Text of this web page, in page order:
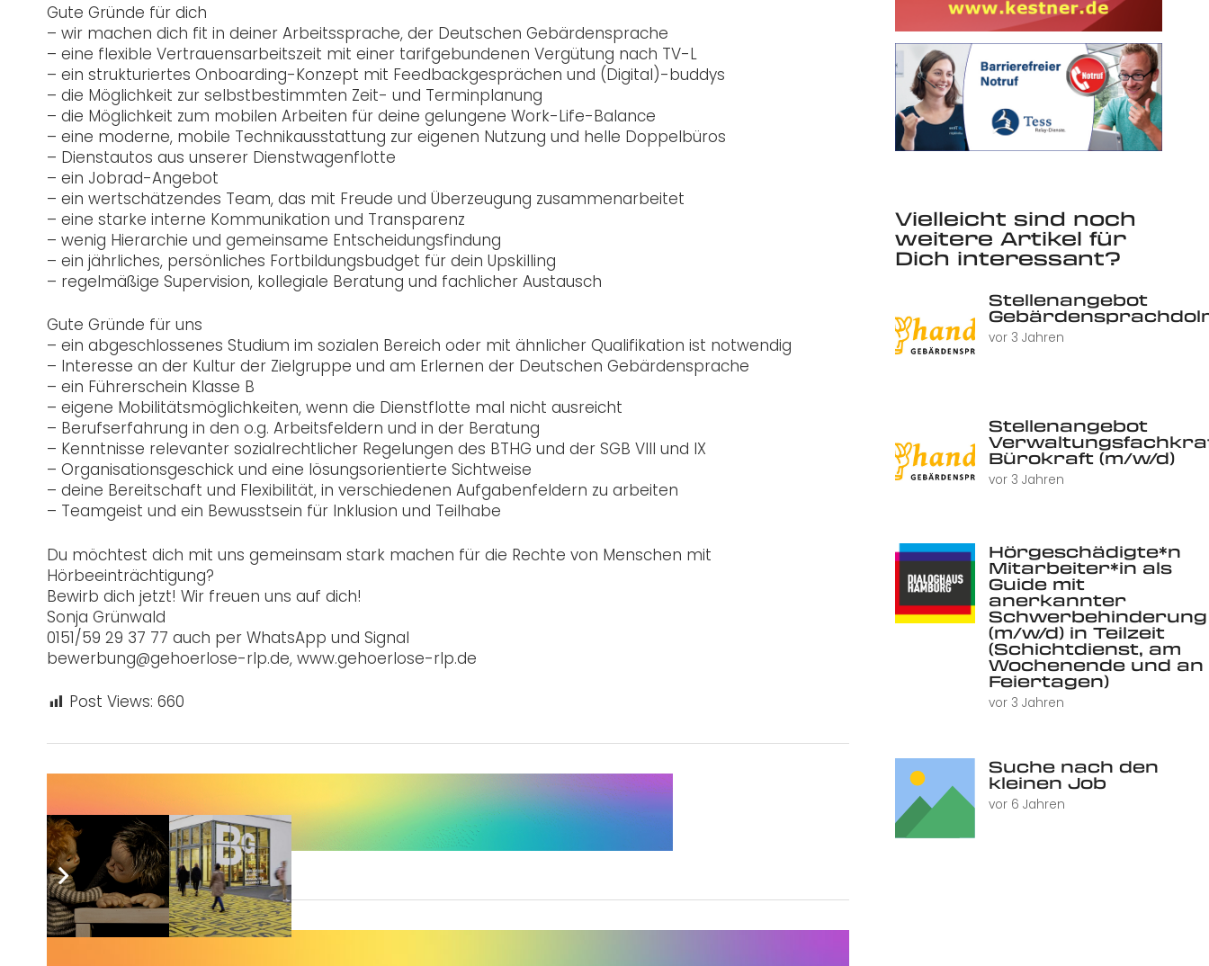
Gute Gründe für dich
– wir machen dich fit in deiner Arbeitssprache, der Deutschen Gebärdensprache
– eine flexible Vertrauensarbeitszeit mit einer tarifgebundenen Vergütung nach TV-L
– ein strukturiertes Onboarding-Konzept mit Feedbackgesprächen und (Digital)-buddys
– die Möglichkeit zur selbstbestimmten Zeit- und Terminplanung
– die Möglichkeit zum mobilen Arbeiten für deine gelungene Work-Life-Balance
– eine moderne, mobile Technikausstattung zur eigenen Nutzung und helle Doppelbüros
– Dienstautos aus unserer Dienstwagenflotte
– ein Jobrad-Angebot
– ein wertschätzendes Team, das mit Freude und Überzeugung zusammenarbeitet
– eine starke interne Kommunikation und Transparenz
– wenig Hierarchie und gemeinsame Entscheidungsfindung
– ein jährliches, persönliches Fortbildungsbudget für dein Upskilling
– regelmäßige Supervision, kollegiale Beratung und fachlicher Austausch
Gute Gründe für uns
– ein abgeschlossenes Studium im sozialen Bereich oder mit ähnlicher Qualifikation ist notwendig
– Interesse an der Kultur der Zielgruppe und am Erlernen der Deutschen Gebärdensprache
– ein Führerschein Klasse B
– eigene Mobilitätsmöglichkeiten, wenn die Dienstflotte mal nicht ausreicht
– Berufserfahrung in den o.g. Arbeitsfeldern und in der Beratung
– Kenntnisse relevanter sozialrechtlicher Regelungen des BTHG und der SGB VIII und IX
– Organisationsgeschick und eine lösungsorientierte Sichtweise
– deine Bereitschaft und Flexibilität, in verschiedenen Aufgabenfeldern zu arbeiten
– Teamgeist und ein Bewusstsein für Inklusion und Teilhabe
Du möchtest dich mit uns gemeinsam stark machen für die Rechte von Menschen mit
Hörbeeinträchtigung?
Bewirb dich jetzt! Wir freuen uns auf dich!
Sonja Grünwald
0151/59 29 37 77 auch per WhatsApp und Signal
bewerbung@gehoerlose-rlp.de, www.gehoerlose-rlp.de
Post Views: 660
Sie wünschen sich auch eine Werbeanzeige?
Vielleicht sind noch
weitere Artikel für
Dich interessant?
Stellenangebot
vor 3 Jahren
Stellenangebot
Bürokraft (m/w/d)
vor 3 Jahren
Hörgeschädigte*n
Mitarbeiter*in als
Guide mit
anerkannter
Schwerbehinderung
(m/w/d) in Teilzeit
(Schichtdienst, am
Wochenende und an
Feiertagen)
vor 3 Jahren
Suche nach den
kleinen Job
vor 6 Jahren